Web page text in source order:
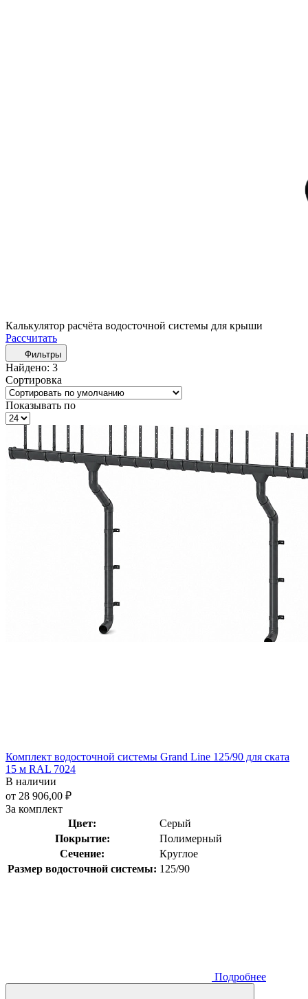
Калькулятор расчёта водосточной системы для крыши
Рассчитать
Фильтры
Найдено: 3
Сортировка
Показывать по
Комплект водосточной системы Grand Line 125/90 для ската
15 м RAL 7024
В наличии
от 28 906,00 ₽
За комплект
Цвет:
Серый
Покрытие:
Полимерный
Сечение:
Круглое
Размер водосточной системы: 125/90
Подробнее